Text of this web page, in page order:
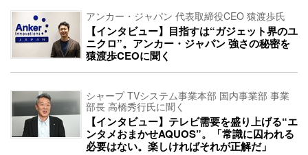
アンカー・ジャパン 代表取締役CEO 猿渡歩氏
【インタビュー】目指すは“ガジェット界のユ
ニクロ”。アンカー・ジャパン 強さの秘密を
猿渡歩CEOに聞く
シャープ TVシステム事業本部 国内事業部 事業
部長 高橋秀行氏に聞く
【インタビュー】テレビ需要を盛り上げる“エ
ンタメおまかせAQUOS”。「常識に囚われる
必要はない。楽しければそれが正解だ」